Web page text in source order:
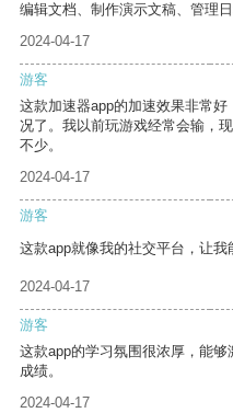
编辑文档、制作演示文稿、管理日
2024-04-17
游客
这款加速器app的加速效果非常
况了。我以前玩游戏经常会输，
不少。
2024-04-17
游客
这款app就像我的社交平台，让我
2024-04-17
游客
这款app的学习氛围很浓厚，能
成绩。
2024-04-17